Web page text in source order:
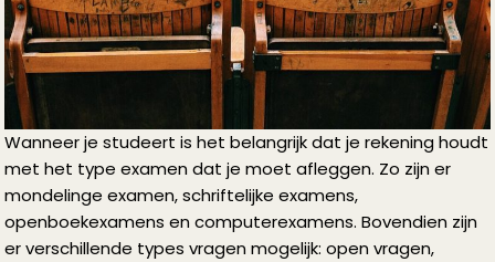
Wanneer je studeert is het belangrijk dat je rekening houdt
met het type examen dat je moet afleggen. Zo zijn er
mondelinge examen, schriftelijke examens,
openboekexamens en computerexamens. Bovendien zijn
er verschillende types vragen mogelijk: open vragen,